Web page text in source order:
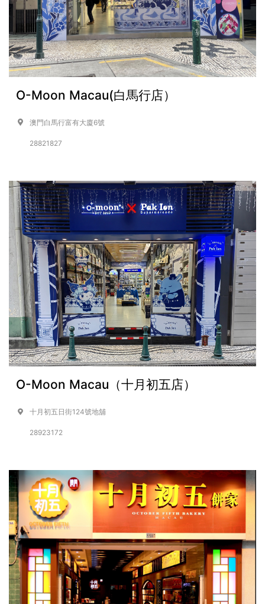
O-Moon Macau(白馬行店）
澳門白馬行富有大廈6號
28821827
O-Moon Macau（十月初五店）
十月初五日街124號地舖
28923172